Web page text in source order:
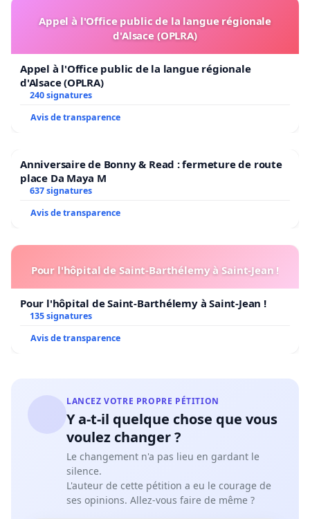
Appel à l'Office public de la langue régionale
d'Alsace (OPLRA)
Appel à l'Office public de la langue régionale
d'Alsace (OPLRA)
240 signatures
Avis de transparence
Anniversaire de Bonny & Read : fermeture de route
place Da Maya M
637 signatures
Avis de transparence
Pour l'hôpital de Saint-Barthélemy à Saint-Jean !
Pour l'hôpital de Saint-Barthélemy à Saint-Jean !
135 signatures
Avis de transparence
LANCEZ VOTRE PROPRE PÉTITION
Y a-t-il quelque chose que vous
voulez changer ?
Le changement n'a pas lieu en gardant le
silence.
L'auteur de cette pétition a eu le courage de
ses opinions. Allez-vous faire de même ?